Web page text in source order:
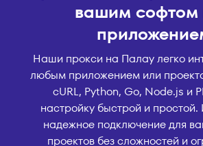
вашим софтом
Наши прокси на Палау легко
любым приложением или
cURL, Python, Go, Node.js и
настройку быстрой и простой.
надежное подключение для
проектов без сложностей и